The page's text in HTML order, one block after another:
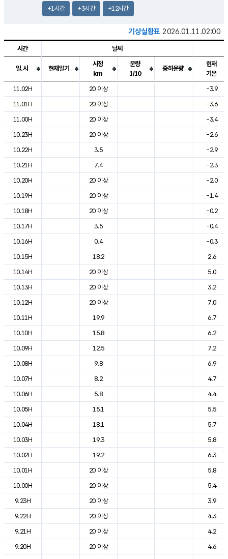
+1시간 +3시간 +12시간
기상실황표 2026.01.11.02:00
도시별 기상실황표로 지점, 날씨, 기온, 강수, 바람, 기압등을 안내한 표입
시간 날씨
일.시 현재일기
시정
km
운량
1/10
중하운량
현재
기온
11.02H
20 이상
-3.9
11.01H
20 이상
-3.6
11.00H
20 이상
-3.4
10.23H
20 이상
-2.6
10.22H
3.5
-2.9
10.21H
7.4
-2.3
10.20H
20 이상
-2.0
10.19H
20 이상
-1.4
10.18H
20 이상
-0.2
10.17H
3.5
-0.4
10.16H
0.4
-0.3
10.15H
18.2
2.6
10.14H
20 이상
5.0
10.13H
20 이상
3.2
10.12H
20 이상
7.0
10.11H
19.9
6.7
10.10H
15.8
6.2
10.09H
12.5
7.2
10.08H
9.8
6.9
10.07H
8.2
4.7
10.06H
5.8
4.4
10.05H
15.1
5.5
10.04H
18.1
5.7
10.03H
19.3
5.8
10.02H
19.2
6.3
10.01H
20 이상
5.8
10.00H
20 이상
5.4
9.23H
20 이상
3.9
9.22H
20 이상
4.3
9.21H
20 이상
4.2
9.20H
20 이상
4.6